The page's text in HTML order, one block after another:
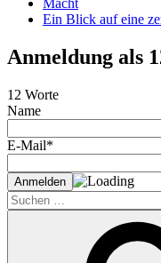
Ein Blick auf eine
Anmeldung als
12 Worte
Name
E-Mail*
Suche
nach: